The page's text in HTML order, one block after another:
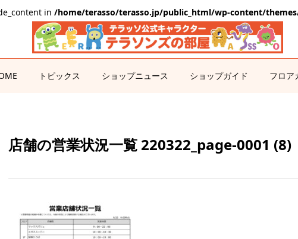
in /home/terasso/terasso.jp/public_html/wp-content/
トピックス ショップニュース ショップガイド フロア
店舗の営業状況一覧 220322_page-0001 (8)